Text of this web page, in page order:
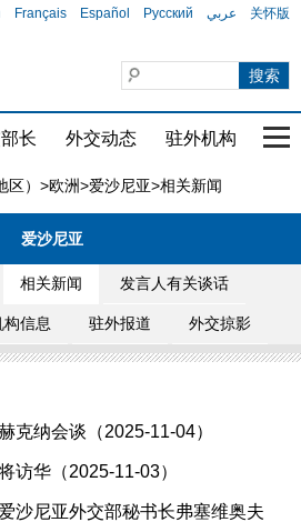
Français Español Русский عربي 关怀版
长 外交动态 驻外机构 国
区） >欧洲>爱沙尼亚>相关新闻
爱沙尼亚
相关新闻 发言人有关谈话
信息 驻外报道 外交掠影
克纳会谈（2025-11-04）
访华（2025-11-03）
沙尼亚外交部秘书长弗塞维奥夫